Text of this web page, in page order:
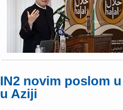
IN2 novim poslom
u Aziji